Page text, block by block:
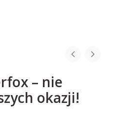
– nie
okazji!